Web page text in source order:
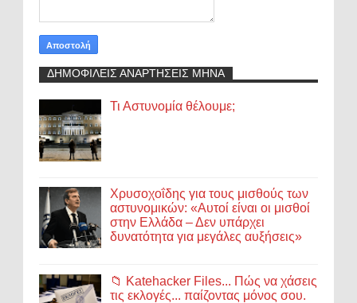
ΔΗΜΟΦΙΛΕΙΣ ΑΝΑΡΤΗΣΕΙΣ ΜΗΝΑ
Τι Αστυνομία θέλουμε;
Χρυσοχοΐδης για τους μισθούς των
αστυνομικών: «Αυτοί είναι οι μισθοί
στην Ελλάδα – Δεν υπάρχει
δυνατότητα για μεγάλες αυξήσεις»
📁 Katehacker Files... Πώς να χάσεις
τις εκλογές... παίζοντας μόνος σου.